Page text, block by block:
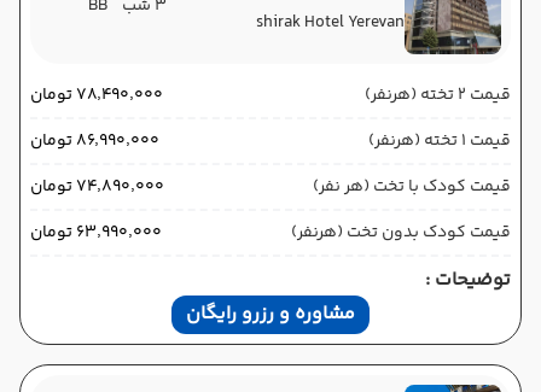
shirak Hotel Yerevan
3 شب BB
قیمت 2 تخته (هرنفر)
۷۸٬۴۹۰٬۰۰۰ تومان
قیمت 1 تخته (هرنفر)
۸۶٬۹۹۰٬۰۰۰ تومان
قیمت کودک با تخت (هر نفر)
۷۴٬۸۹۰٬۰۰۰ تومان
قیمت کودک بدون تخت (هرنفر)
۶۳٬۹۹۰٬۰۰۰ تومان
توضیحات :
مشاوره و رزرو رایگان